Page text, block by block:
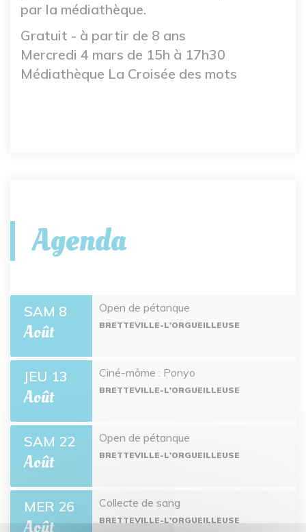
par la médiathèque.
Gratuit - à partir de 8 ans
Mercredi 4 mars de 15h à 17h30
Médiathèque La Croisée des mots
Agenda
SAM 8
Août
Open de pétanque
BRETTEVILLE-L'ORGUEILLEUSE
JEU 13
Août
Ciné-môme : Ponyo
BRETTEVILLE-L'ORGUEILLEUSE
SAM 22
Août
Open de pétanque
BRETTEVILLE-L'ORGUEILLEUSE
MER 26 Collecte de sang
BRETTEVILLE-L'ORGUEILLEUSE